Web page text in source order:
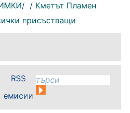
канализация“
своите
ситуация е
днес
66 11 19 Тел.:
/ Кметът Пламен
присъстващи
RSS
емисии